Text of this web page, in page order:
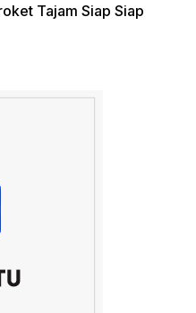
Tajam Siap Siap